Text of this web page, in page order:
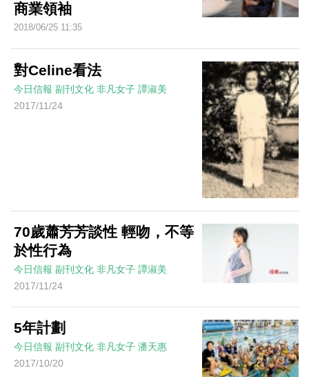
商業領袖
2018/06/25 11:35
對Celine看法
今日信報 副刊文化 非凡女子 譚淑美
2017/11/24
70歲蕭芳芳談性 輕吻，不等
於性行為
今日信報 副刊文化 非凡女子 譚淑美
2017/11/24
5年計劃
今日信報 副刊文化 非凡女子 潘天惠
2017/10/20